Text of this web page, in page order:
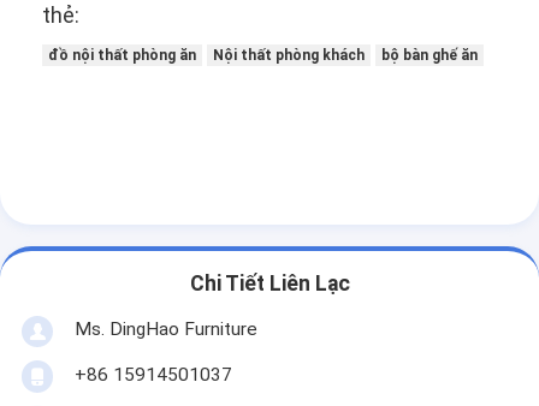
thẻ:
đồ nội thất phòng ăn Nội thất phòng khách bộ bàn ghế ăn
Chi Tiết Liên Lạc
Ms. DingHao Furniture
+86 15914501037